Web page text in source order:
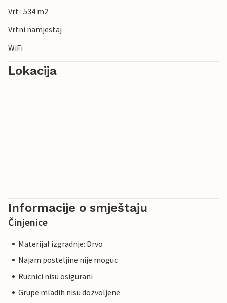
Vrt : 534 m2
Vrtni namjestaj
WiFi
Lokacija
Informacije o smještaju
Činjenice
Materijal izgradnje: Drvo
Najam posteljine nije moguc
Rucnici nisu osigurani
Grupe mladih nisu dozvoljene